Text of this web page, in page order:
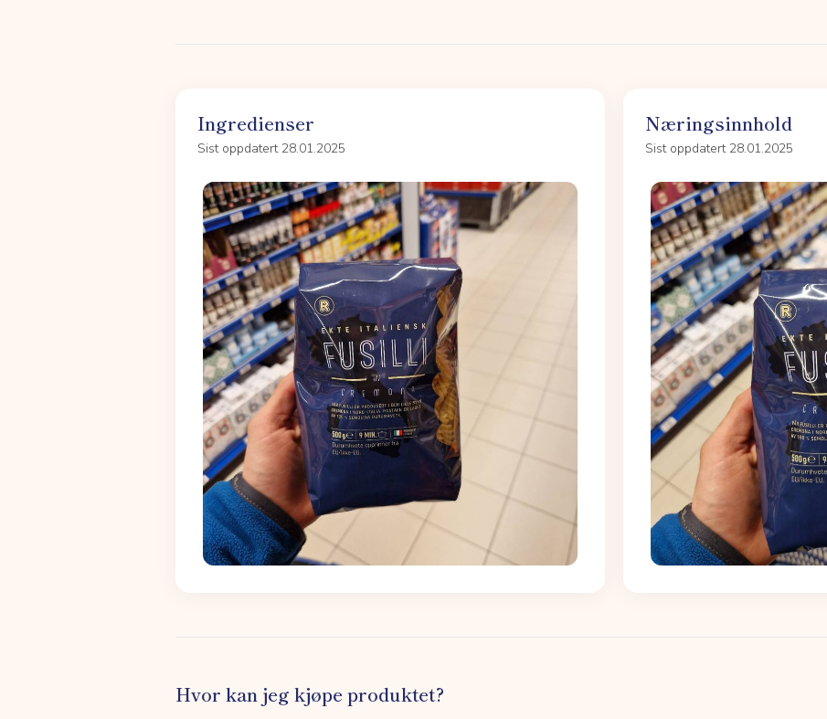
Ingredienser
Sist oppdatert 28.01.2025
Næringsinnhold
Sist oppdatert 28.01.2025
Hvor kan jeg kjøpe produktet?